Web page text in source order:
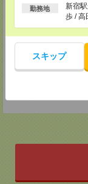
る
勤務地
新宿
歩 / 高
スキップ
メディカルケア事
TEL：0120-901-799
担当：採用担当